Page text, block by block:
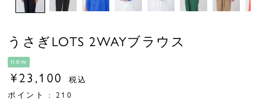
うさぎLOTS 2WAYブラウス
new
¥ 23,100
税込
ポイント : 210